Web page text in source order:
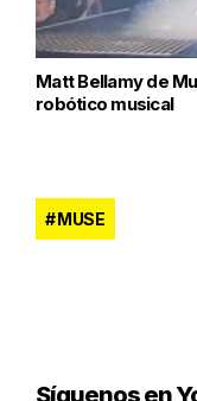
Matt Bellamy de
robótico musical
MUSE
Síguenos en